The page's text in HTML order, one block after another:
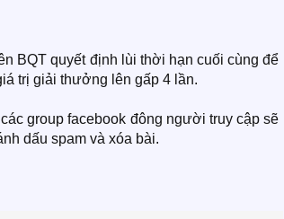
BQT quyết định lùi thời hạn cuối cùng để
trị giải thưởng lên gấp 4 lần.
group facebook đông người truy cập sẽ
dấu spam và xóa bài.